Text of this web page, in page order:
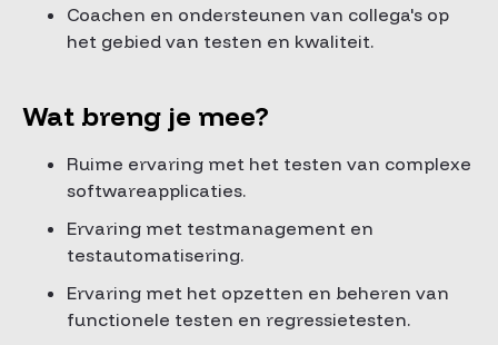
Coachen en ondersteunen van collega's op
het gebied van testen en kwaliteit.
Wat breng je mee?
Ruime ervaring met het testen van complexe
softwareapplicaties.
Ervaring met testmanagement en
testautomatisering.
Ervaring met het opzetten en beheren van
functionele testen en regressietesten.